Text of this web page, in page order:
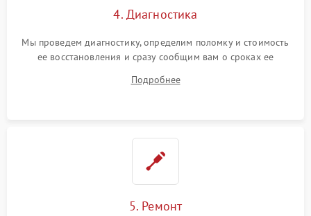
4. Диагностика
Мы проведем диагностику, определим поломку и стоимость
ее восстановления и сразу сообщим вам о сроках ее
Подробнее
5. Ремонт